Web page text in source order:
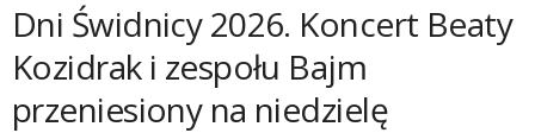
Dni Świdnicy 2026. Koncert Beaty
Kozidrak i zespołu Bajm
przeniesiony na niedzielę